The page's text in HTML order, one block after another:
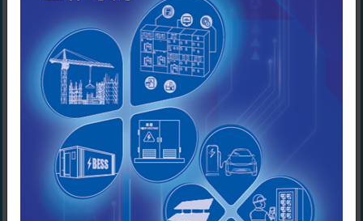
機電工程署可為上文第1段所述的目的而向其他政府部門
披露申請人在本表格內提供的個人資料。
查閱個人資料
根據《個人資料(私隱)條例》第18及第22條，以及附表1
第6原則的規定，申請人或已提供個人資料的僱員均有權
要求查閱和更改相關個人資料。查閱權包括索取申請人
在本表格就其本人及僱員所提供的個人資料的複本。
請點擊這模組的鏈結
必須閱讀註冊電業工程人員持續進修計劃 - 單元
二：新界鄉村處所的漏電保護裝置
本人已閱讀註冊電業工程人員持續
進修計劃 - 單元二：新界鄉村處所
的漏電保護裝置。
請點擊這模組的鏈結
必須閱讀註冊電業工程人員持續進修計劃 - 單元
二：USB 插座的最終電路